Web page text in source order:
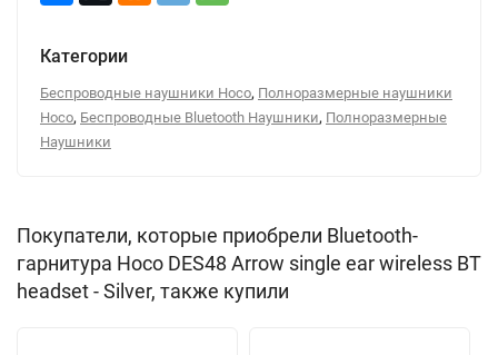
Категории
Беспроводные наушники Hoco, Полноразмерные наушники
Hoco, Беспроводные Bluetooth Наушники, Полноразмерные
Наушники
Покупатели, которые приобрели Bluetooth-
гарнитура Hoco DES48 Arrow single ear wireless BT
headset - Silver, также купили